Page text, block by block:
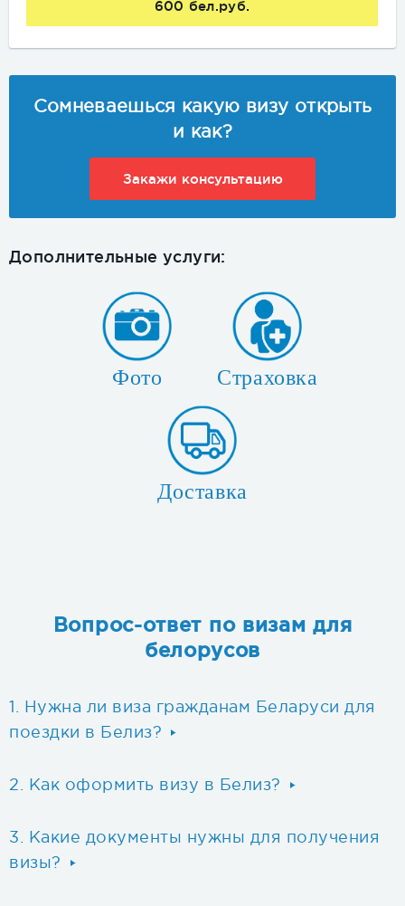
600 бел.руб.
Сомневаешься какую визу открыть
и как?
Закажи консультацию
Дополнительные услуги:
Фото Страховка
Доставка
Вопрос-ответ по визам для
белорусов
Нужна ли виза гражданам Беларуси для
поездки в Белиз?
Как оформить визу в Белиз?
Какие документы нужны для получения
визы?